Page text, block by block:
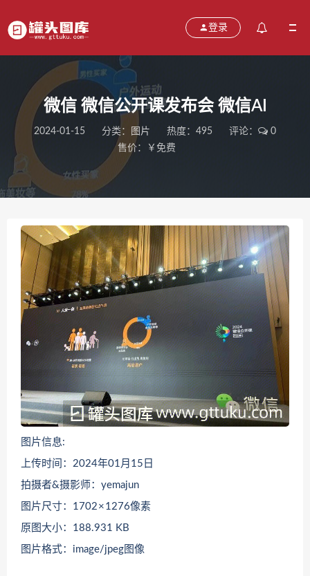
登录
微信 微信公开课发布会 微信AI
2024-01-15 分类： 图片 热度：495 评论：
0
售价：￥免费
图片信息:
上传时间：2024年01月15日
拍摄者&摄影师：yemajun
图片尺寸：1702 × 1276像素
原图大小：188.931 KB
图片格式：image/jpeg图像